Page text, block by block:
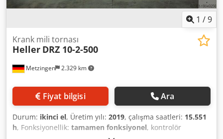
1 /9
Metzingen 2.329 km
Krank mili tornası
Heller DRZ 10-2-500
Fiyat bilgisi Ara
Durum: ikinci el, Üretim yılı: 2019, çalışma saatleri: 15.551
h, Fonksiyonellik: tamamen fonksiyonel, kontrolör